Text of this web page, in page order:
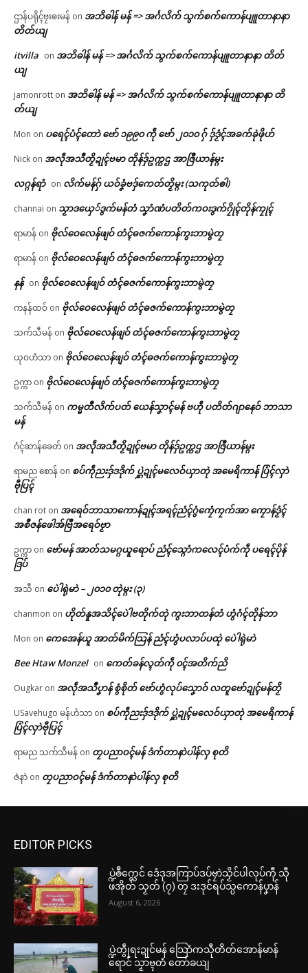
ဌာန်ပရိုၚ်ဗၠးၜးမန် on အဘိဓါန် မန် => အၚ်္ဂလိက် သွက်စက်ကောန်ပျူတာနာနာ
တိတ်ယျ
itvilla on အဘိဓါန် မန် => အၚ်္ဂလိက် သွက်စက်ကောန်ပျူတာနာနာ တိတ်
ယျ
jamonrott on အဘိဓါန် မန် => အၚ်္ဂလိက် သွက်စက်ကောန်ပျူတာနာနာ တိ
တ်ယျ
Mon on ပရေၚ်ပံၚ်တောဲ ဗော် ၁၉၉၀ ကဵု ဗော် ၂၀၁၀ ဂှ် ဒှ်ဒၟံၚ်အခက်ခုဲဖိုဟ်
Nick on အလဵုအသဳတၟိဍုၚ်ဗမာ တိုန်ဒှ်ဥက္ကဌ အာဇြဳယာန်မ္ဂး
လဂ္ဂန်ရာံ on လိက်မန်ဂှ် ယဝ်ခၞံဗဒှ်ကေတ်တၟိမ္ဂး (သကုတ်ၜါ)
channai on သၟာဒယှေ်ဒွက်မန်တံ သၞာံဏံပတိတ်ကဝးဒွက်ဂၠိုၚ်တိုန်ကၠုၚ်
ရာမာန် on ဗိုလ်ဝေလေန်ဖျဝ် တံၚ်ဓဇက်ကောန်ကွးဘာမွဲတၠ
ရာမာန် on ဗိုလ်ဝေလေန်ဖျဝ် တံၚ်ဓဇက်ကောန်ကွးဘာမွဲတၠ
နန် on ဗိုလ်ဝေလေန်ဖျဝ် တံၚ်ဓဇက်ကောန်ကွးဘာမွဲတၠ
ကနန်ထဝ် on ဗိုလ်ဝေလေန်ဖျဝ် တံၚ်ဓဇက်ကောန်ကွးဘာမွဲတၠ
သက်သီမန် on ဗိုလ်ဝေလေန်ဖျဝ် တံၚ်ဓဇက်ကောန်ကွးဘာမွဲတၠ
ယုဝဟံသာ on ဗိုလ်ဝေလေန်ဖျဝ် တံၚ်ဓဇက်ကောန်ကွးဘာမွဲတၠ
ဥက္ကာ on ဗိုလ်ဝေလေန်ဖျဝ် တံၚ်ဓဇက်ကောန်ကွးဘာမွဲတၠ
သက်သီမန် on ကမ္မတဳလိက်ပတ် ယေန်သၞာၚ်မန် ဗဟဵု ပတိတ်ဂျာနေဝ် ဘာသာ
မန်
ဂံၚ်ဆာန်ခေတ် on အလဵုအသဳတၟိဍုၚ်ဗမာ တိုန်ဒှ်ဥက္ကဌ အာဇြဳယာန်မ္ဂး
ရာမည စောန် on စပ်ကဵုညးဒှ်ဒဒိုက် ပ္ဋဲဍုၚ်မလေဝ်ယှာတုဲ အမေရိကာန် ပြံၚ်လှာဲ
ဗီုပြၚ်
chan rot on အရေဝ်ဘာသာကောန်ဍုၚ်အရၚ်ညံၚ်ဂွံကၠေံကၠက်အာ ကၠောန်ဒၟံၚ်
အစဳဇန်ဖေါအ်ဗြဳအရေဝ်ဗၟာ
ဥက္ကာ on ဗော်မန် အာတ်သမဂ္ဂယူရောပ် ညံၚ်သ္ဂောံကလေၚ်ပံက်ကဵု ပရေၚ်ပိုန်
ဒြပ်
အသီ on ပေဲါရုဲမာဲ – ၂၀၁၀ တုဲမ္ဂး (၃)
chanmon on ဟိုတ်နူအသိၚ်ပေဲါဗတိုက်တုဲ ကွးဘာတန်တံ ဟွံဂံၚ်တိုန်ဘာ
Mon on ကေအေန်ယူ အာတ်မိက်သြန် ညံၚ်ဟွံပလာပ်ပထုဲ ပေဲါရုဲမာဲ
Bee Htaw Monzel on ကေတ်ခန်လ္ၚတ်ကဵု ၀ၚ်အတိက်ညိ
Ougkar on အလဵုအသဳပၞာန် စွံစိုတ် ဗော်ဟွံလုပ်သၞောဝ် လတူဗော်ဍုၚ်မန်တၟိ
USavehugo မန်ဟံသာ on စပ်ကဵုညးဒှ်ဒဒိုက် ပ္ဋဲဍုၚ်မလေဝ်ယှာတုဲ အမေရိကာန်
ပြံၚ်လှာဲဗီုပြၚ်
ရာမည သက်သီမန် on တၠပညာဝၚ်မန် ဒံက်တာနာဲပါန်လှ စုတိ
ဇဲနာဲ on တၠပညာဝၚ်မန် ဒံက်တာနာဲပါန်လှ စုတိ
EDITOR PICKS
ပ္ဍဲၜဳက္လေင် ဒေံဒုအကြာပ်ဒပ်ဗၠာဲသၟိင်ပါလုပ်ကီု သီု
ဖအိုတ် သၟတ် (၇) တၠ ဒးဒုင်ရပ်သ္ပကောန်ပၞာန်
August 6, 2026
ပ္ဍဲတွဵုရးဍုင်မန် သြောံကသီုတိတ်အောန်မာန်
ရောင် သၟာဗ္ၚတံ တော်ခယျ